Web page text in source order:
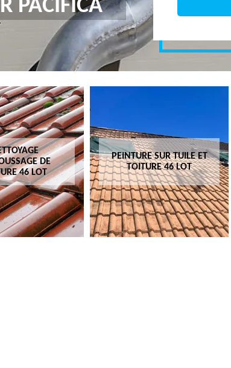
PACIFICA
DE
46 LOT
PEINTURE SUR TUILE ET
TOITURE 46 LOT